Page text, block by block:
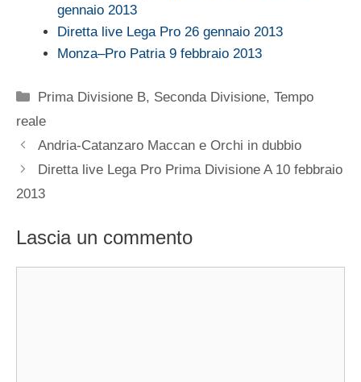
gennaio 2013
Diretta live Lega Pro 26 gennaio 2013
Monza–Pro Patria 9 febbraio 2013
Categorie
Prima Divisione B, Seconda Divisione,Tempo
reale
Andria-Catanzaro Maccan e Orchi in dubbio
Diretta live Lega Pro Prima Divisione A 10 febbraio
2013
Lascia un commento